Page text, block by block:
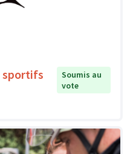
sportifs
Soumis au
vote